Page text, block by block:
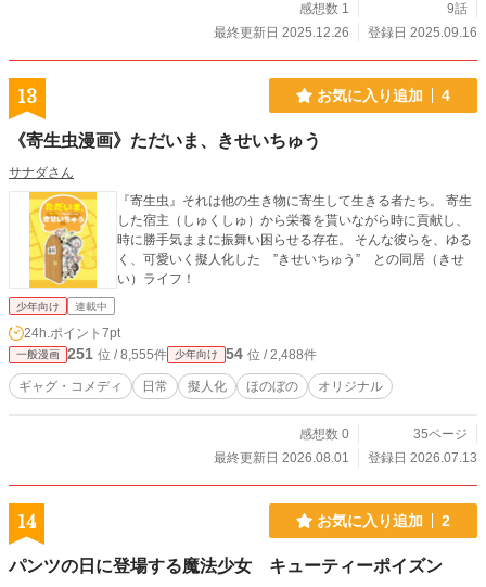
感想数 1
9話
最終更新日 2025.12.26
登録日 2025.09.16
13 お気に入り追加 4
《寄生虫漫画》ただいま、きせいちゅう
サナダさん
『寄生虫』それは他の生き物に寄生して生きる者たち。 寄生
した宿主（しゅくしゅ）から栄養を貰いながら時に貢献し、
時に勝手気ままに振舞い困らせる存在。 そんな彼らを、ゆる
く、可愛いく擬人化した ”きせいちゅう” との同居（きせ
い）ライフ！
少年向け 連載中
24h.ポイント 7pt
一般漫画 251 位 / 8,555件 少年向け 54 位 / 2,488件
ギャグ・コメディ 日常 擬人化 ほのぼの オリジナル
感想数 0
35ページ
最終更新日 2026.08.01
登録日 2026.07.13
14 お気に入り追加 2
パンツの日に登場する魔法少女 キューティーポイズン